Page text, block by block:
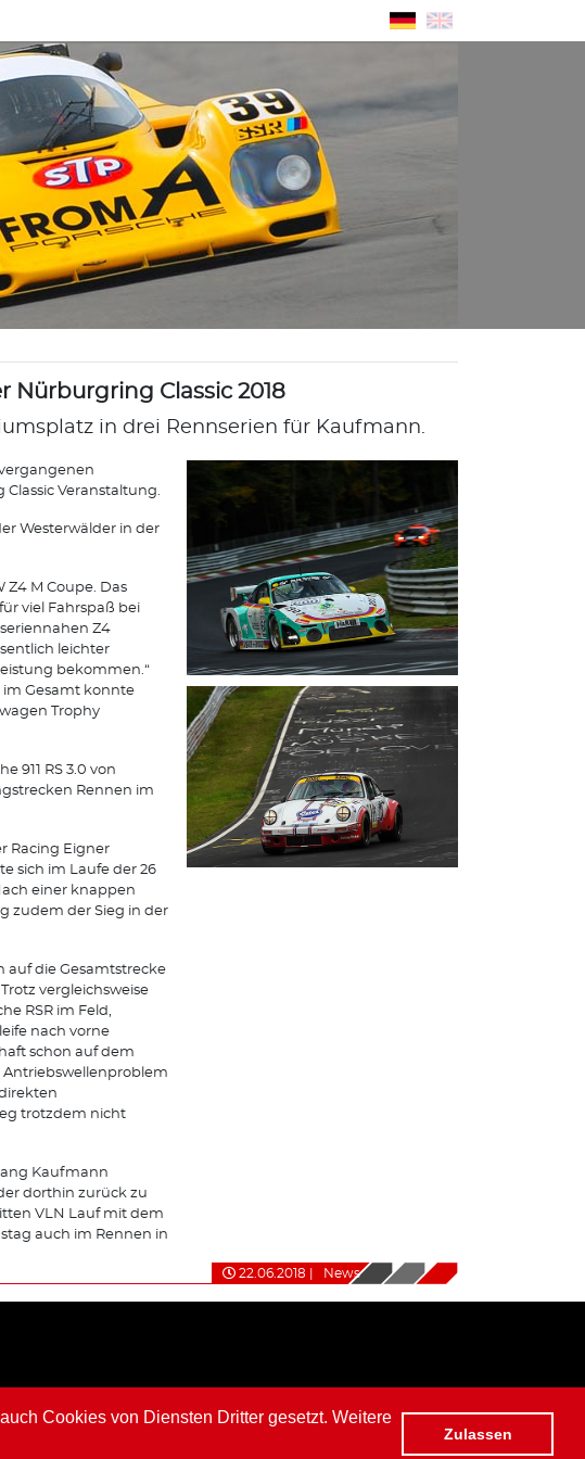
Cookies von Diensten Dritter gesetzt. Weitere
Zulassen
Classic 2018
in drei Rennserien für Kaufmann.
Veranstaltung.
Westerwälder in der
Z4 M Coupe. Das
viel Fahrspaß bei
Z4
leichter
bekommen.“
im Gesamt konnte
Trophy
911 RS 3.0 von
Rennen im
Racing Eigner
sich im Laufe der 26
einer knappen
zudem der Sieg in der
auf die Gesamtstrecke
vergleichsweise
RSR im Feld,
nach vorne
schon auf dem
Antriebswellenproblem
trotzdem nicht
Kaufmann
dorthin zurück zu
VLN Lauf mit dem
auch im Rennen in
22.06.2018 News